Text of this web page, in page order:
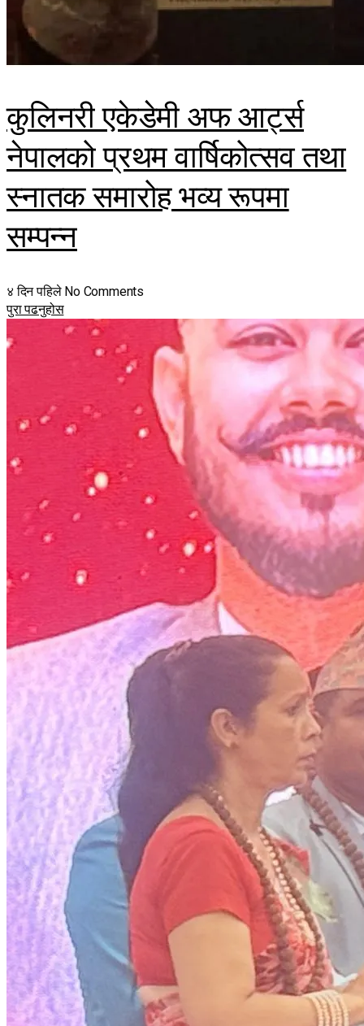
कुलिनरी एकेडेमी अफ आर्ट्स
नेपालको प्रथम वार्षिकोत्सव तथा
स्नातक समारोह भव्य रूपमा
सम्पन्न
४ दिन पहिले No Comments
पुरा पढनुहोस